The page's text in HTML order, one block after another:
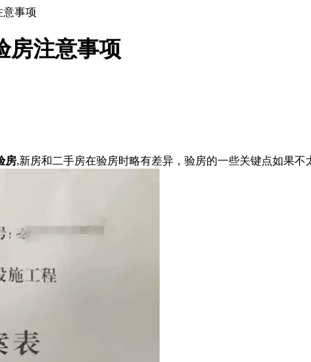
意事项
房注意事项
房,新房和二手房在验房时略有差异，验房的一些关键点如果不